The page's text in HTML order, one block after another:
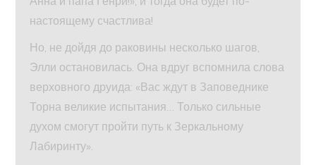
настоящему счастлива!
Но, не дойдя до раковины несколько шагов,
Элли остановилась. Она вдруг вспомнила слова
верховного друида: «Вас ждут в Заповеднике
Торна великие испытания… Только сильные
духом смогут пройти путь к Зеркальному
Лабиринту».